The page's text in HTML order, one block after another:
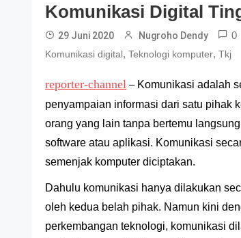
Komunikasi Digital
29 Juni 2020 Nugroho Dendy 0
Komunikasi digital,Teknologi komputer,Tkj
reporter-channel –Komunikasi adalah
penyampaian informasi dari satu pihak
orang yang lain tanpa bertemu
software atau aplikasi. Komunikasi
semenjak komputer diciptakan.
Dahulu komunikasi hanya dilakukan
oleh kedua belah pihak. Namun kini
perkembangan teknologi, komunikasi